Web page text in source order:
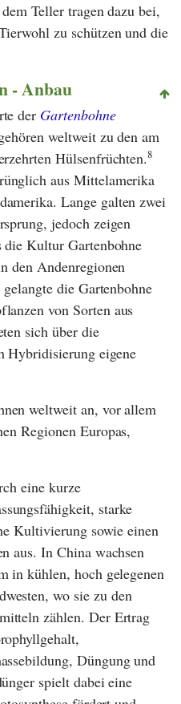
Teller tragen dazu bei,
zu schützen und die
- Anbau
der Gartenbohne
weltweit zu den am
Hülsenfrüchten.8
aus Mittelamerika
Lange galten zwei
jedoch zeigen
die Kultur Gartenbohne
den Andenregionen
die Gartenbohne
von Sorten aus
sich über die
Hybridisierung eigene
weltweit an, vor allem
Regionen Europas,
eine kurze
starke
Kultivierung sowie einen
aus. In China wachsen
in kühlen, hoch gelegenen
wo sie zu den
zählen. Der Ertrag
Düngung und
spielt dabei eine